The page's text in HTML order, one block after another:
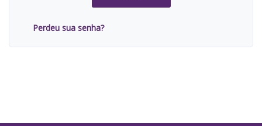
Perdeu sua senha?